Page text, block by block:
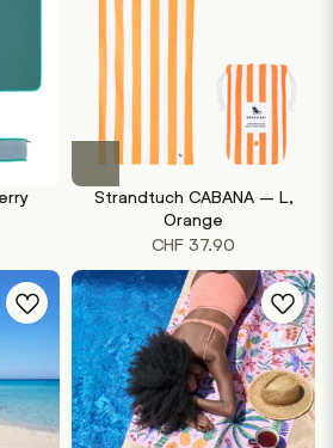
Strandtuch CABANA – L,
Orange
CHF 37.90